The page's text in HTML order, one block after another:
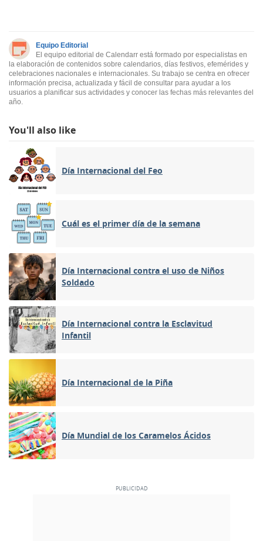
Equipo Editorial
El equipo editorial de Calendarr está formado por especialistas en
la elaboración de contenidos sobre calendarios, días festivos, efemérides y
celebraciones nacionales e internacionales. Su trabajo se centra en ofrecer
información precisa, actualizada y fácil de consultar para ayudar a los
usuarios a planificar sus actividades y conocer las fechas más relevantes del
año.
You'll also like
Día Internacional del Feo
Cuál es el primer día de la semana
Día Internacional contra el uso de Niños
Soldado
Día Internacional contra la Esclavitud
Infantil
Día Internacional de la Piña
Día Mundial de los Caramelos Ácidos